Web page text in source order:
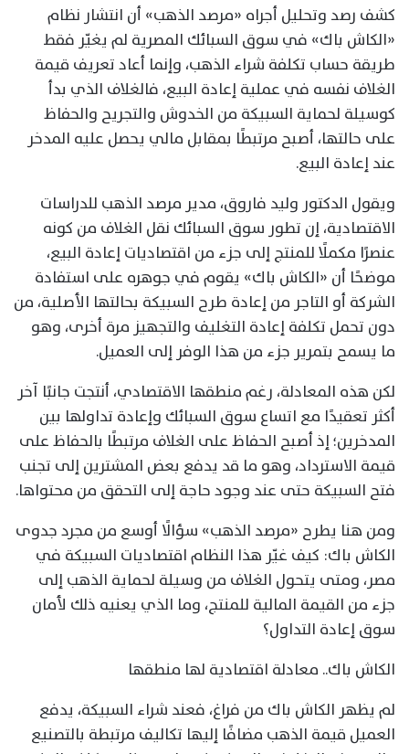
كشف رصد وتحليل أجراه «مرصد الذهب» أن انتشار نظام
«الكاش باك» في سوق السبائك المصرية لم يغيّر فقط
طريقة حساب تكلفة شراء الذهب، وإنما أعاد تعريف قيمة
الغلاف نفسه في عملية إعادة البيع، فالغلاف الذي بدأ
كوسيلة لحماية السبيكة من الخدوش والتجريح والحفاظ
على حالتها، أصبح مرتبطًا بمقابل مالي يحصل عليه المدخر
عند إعادة البيع.
ويقول الدكتور وليد فاروق، مدير مرصد الذهب للدراسات
الاقتصادية، إن تطور سوق السبائك نقل الغلاف من كونه
عنصرًا مكملًا للمنتج إلى جزء من اقتصاديات إعادة البيع،
موضحًا أن «الكاش باك» يقوم في جوهره على استفادة
الشركة أو التاجر من إعادة طرح السبيكة بحالتها الأصلية، من
دون تحمل تكلفة إعادة التغليف والتجهيز مرة أخرى، وهو
ما يسمح بتمرير جزء من هذا الوفر إلى العميل.
لكن هذه المعادلة، رغم منطقها الاقتصادي، أنتجت جانبًا آخر
أكثر تعقيدًا مع اتساع سوق السبائك وإعادة تداولها بين
المدخرين؛ إذ أصبح الحفاظ على الغلاف مرتبطًا بالحفاظ على
قيمة الاسترداد، وهو ما قد يدفع بعض المشترين إلى تجنب
فتح السبيكة حتى عند وجود حاجة إلى التحقق من محتواها.
ومن هنا يطرح «مرصد الذهب» سؤالًا أوسع من مجرد جدوى
الكاش باك: كيف غيّر هذا النظام اقتصاديات السبيكة في
مصر، ومتى يتحول الغلاف من وسيلة لحماية الذهب إلى
جزء من القيمة المالية للمنتج، وما الذي يعنيه ذلك لأمان
سوق إعادة التداول؟
الكاش باك.. معادلة اقتصادية لها منطقها
لم يظهر الكاش باك من فراغ، فعند شراء السبيكة، يدفع
العميل قيمة الذهب مضافًا إليها تكاليف مرتبطة بالتصنيع